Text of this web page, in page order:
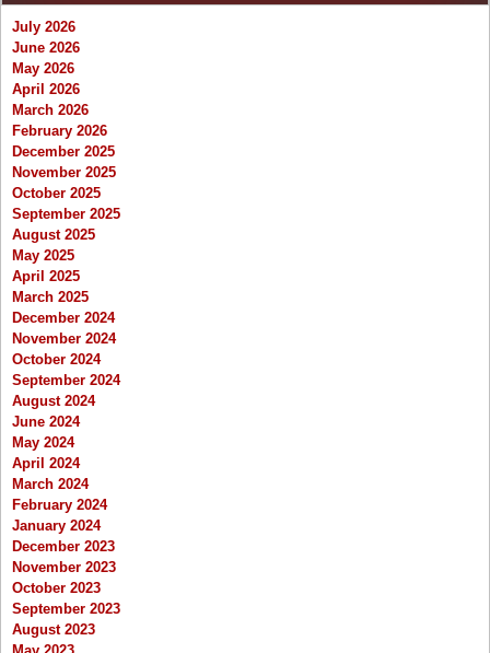
July 2026
June 2026
May 2026
April 2026
March 2026
February 2026
December 2025
November 2025
October 2025
September 2025
August 2025
May 2025
April 2025
March 2025
December 2024
November 2024
October 2024
September 2024
August 2024
June 2024
May 2024
April 2024
March 2024
February 2024
January 2024
December 2023
November 2023
October 2023
September 2023
August 2023